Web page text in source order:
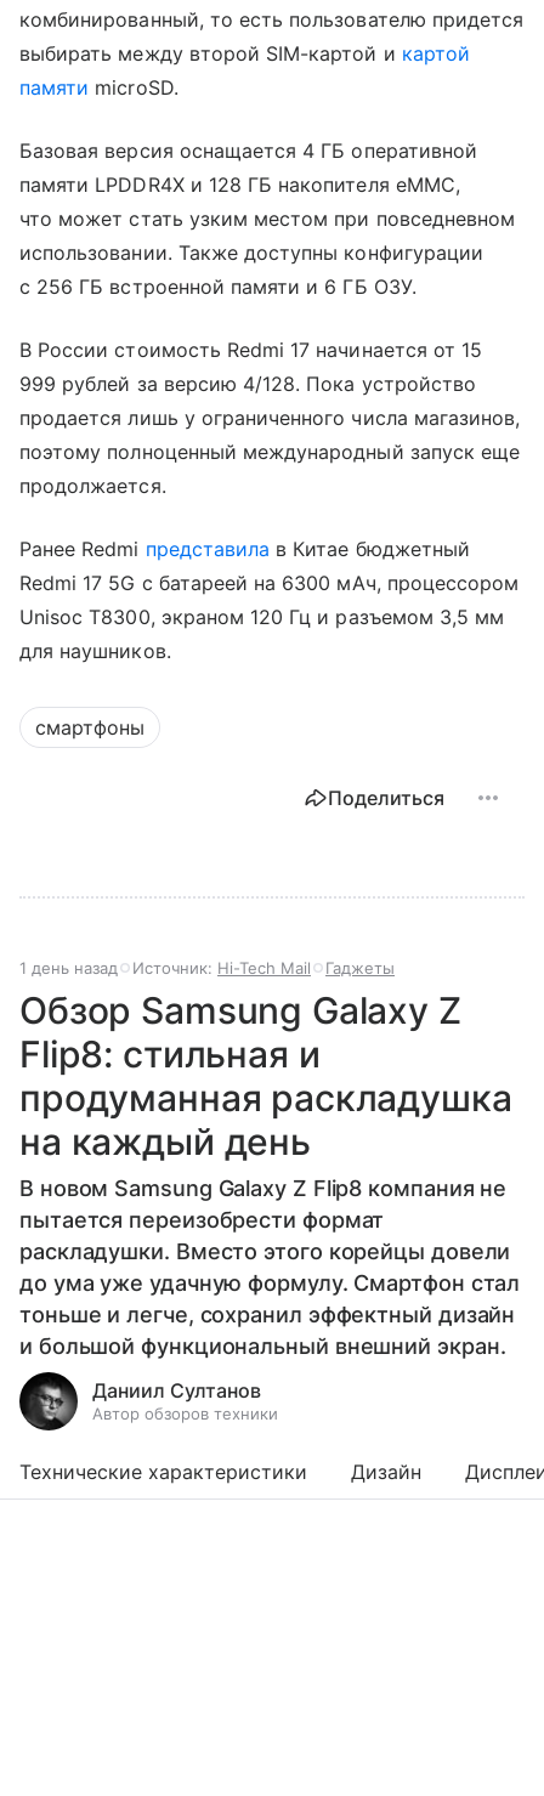
комбинированный, то есть пользователю придется
выбирать между второй SIM-картой и картой
памяти microSD.
Базовая версия оснащается 4 ГБ оперативной
памяти LPDDR4X и 128 ГБ накопителя eMMC,
что может стать узким местом при повседневном
использовании. Также доступны конфигурации
с 256 ГБ встроенной памяти и 6 ГБ ОЗУ.
В России стоимость Redmi 17 начинается от 15
999 рублей за версию 4/128. Пока устройство
продается лишь у ограниченного числа магазинов,
поэтому полноценный международный запуск еще
продолжается.
Ранее Redmi представила в Китае бюджетный
Redmi 17 5G с батареей на 6300 мАч, процессором
Unisoc T8300, экраном 120 Гц и разъемом 3,5 мм
для наушников.
смартфоны
Поделиться
1 день назад Источник: Hi-Tech Mail Гаджеты
Обзор Samsung Galaxy Z
Flip8: стильная и
продуманная раскладушка
на каждый день
В новом Samsung Galaxy Z Flip8 компания не
пытается переизобрести формат
раскладушки. Вместо этого корейцы довели
до ума уже удачную формулу. Смартфон стал
тоньше и легче, сохранил эффектный дизайн
и большой функциональный внешний экран.
Даниил Султанов
Автор обзоров техники
Технические характеристики Дизайн